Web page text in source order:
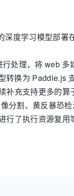
度学习模型部
处理，将 web 多
换为 Paddle.js
充支持更多的算
割、黄反暴恐检
了执行资源复用